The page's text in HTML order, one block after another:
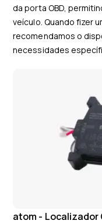
da porta OBD,
veículo. Quando fizer
recomendamos o
necessidades
atom - Localizador